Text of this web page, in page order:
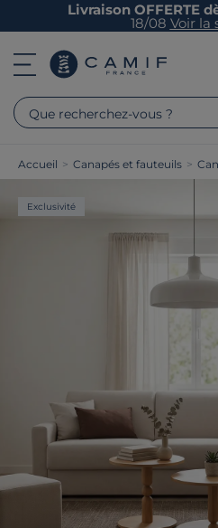
Livraison OFFERTE
18/08 Voir la
Que recherchez-vous ?
Accueil > Canapés et fauteuils >
Exclusivité